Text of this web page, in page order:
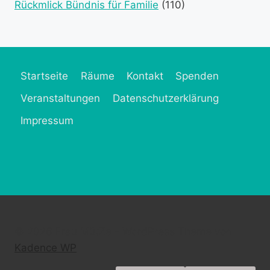
Rückmlick Bündnis für Familie (110)
Startseite Räume Kontakt
Spenden
Veranstaltungen
Datenschutzerklärung
Impressum